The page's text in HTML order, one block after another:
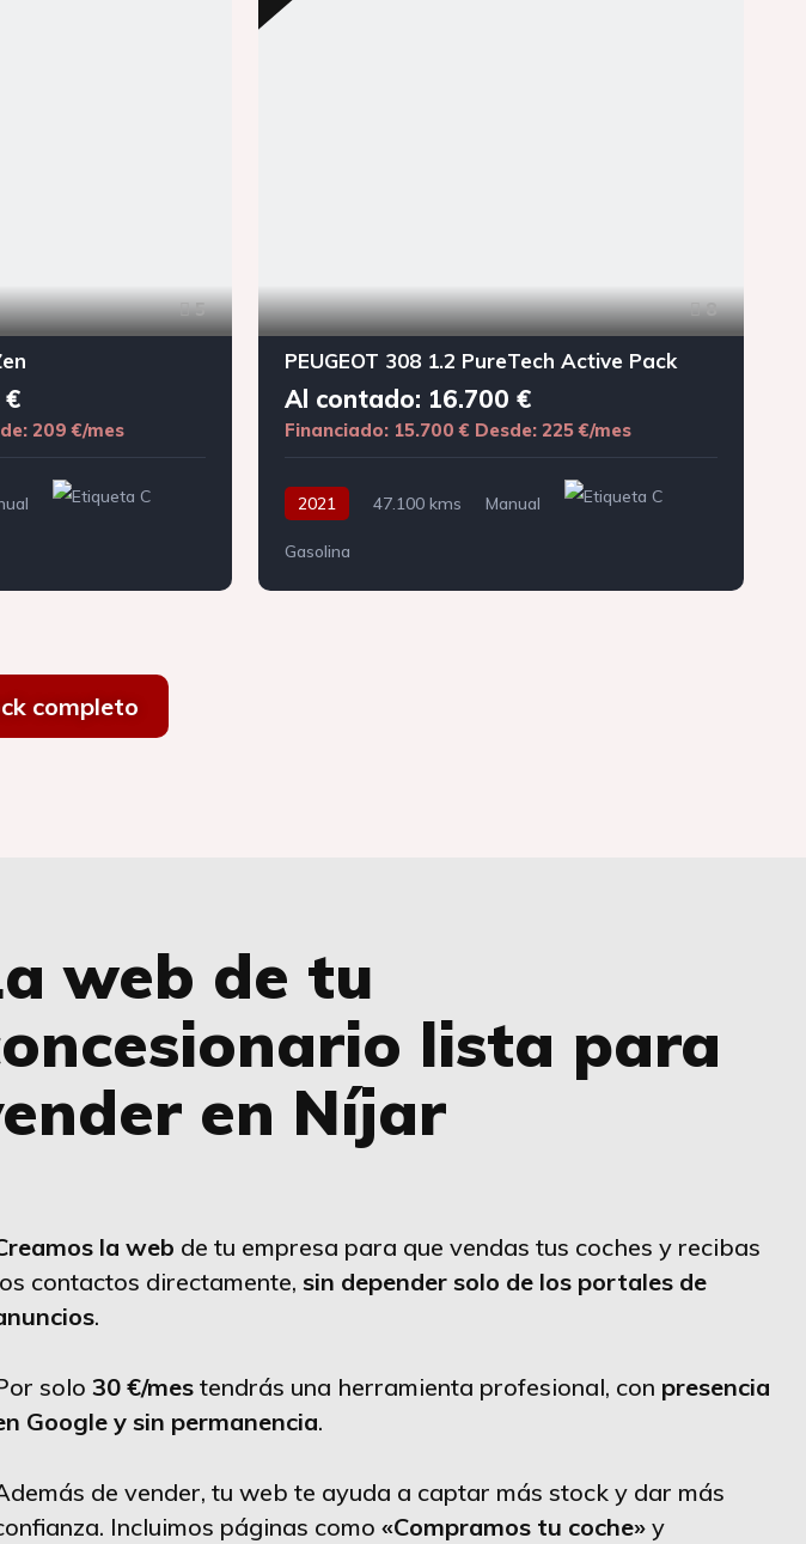
5
€
209 €/mes
8
PEUGEOT 308 1.2 PureTech Active Pack
Al contado: 16.700 €
Financiado: 15.700 € Desde: 225 €/mes
2021 47.100 kms Manual
Gasolina
completo
web de tu
lista para
en Níjar
la web de tu empresa para que vendas tus coches y recibas
contactos directamente,sin depender solo de los portales de
.
solo30 €/mes tendrás una herramienta profesional, con presencia
Google y sin permanencia.
de vender, tu web te ayuda a captar más stock y dar más
Incluimos páginas como«Compramos tu coche» y